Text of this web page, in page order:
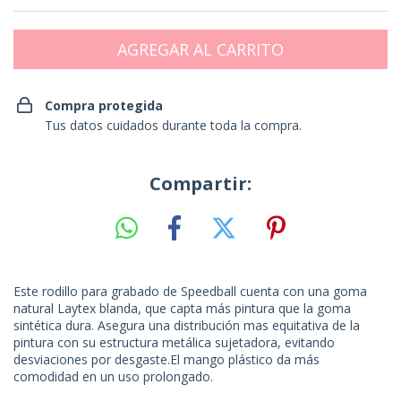
Compra protegida
Tus datos cuidados durante toda la compra.
Compartir:
Este rodillo para grabado de Speedball cuenta con una goma
natural Laytex blanda, que capta más pintura que la goma
sintética dura. Asegura una distribución mas equitativa de la
pintura con su estructura metálica sujetadora, evitando
desviaciones por desgaste.El mango plástico da más
comodidad en un uso prolongado.